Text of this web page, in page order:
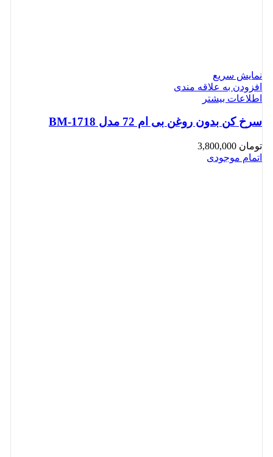
نمایش سریع
افزودن به علاقه مندی
اطلاعات بیشتر
سرخ کن بدون روغن بی ام 72 مدل BM-1718
تومان
اتمام موجودی